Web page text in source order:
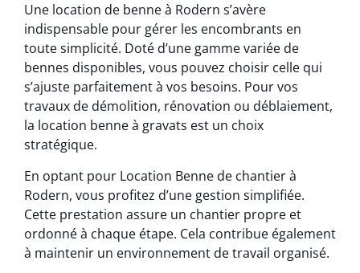
Une location de benne à Rodern s’avère
indispensable pour gérer les encombrants en
toute simplicité. Doté d’une gamme variée de
bennes disponibles, vous pouvez choisir celle qui
s’ajuste parfaitement à vos besoins. Pour vos
travaux de démolition, rénovation ou déblaiement,
la location benne à gravats est un choix
stratégique.
En optant pour Location Benne de chantier à
Rodern, vous profitez d’une gestion simplifiée.
Cette prestation assure un chantier propre et
ordonné à chaque étape. Cela contribue également
à maintenir un environnement de travail organisé.